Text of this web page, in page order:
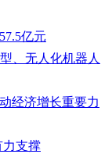
亿元
、无人化机器人
经济增长重要力
力支撑